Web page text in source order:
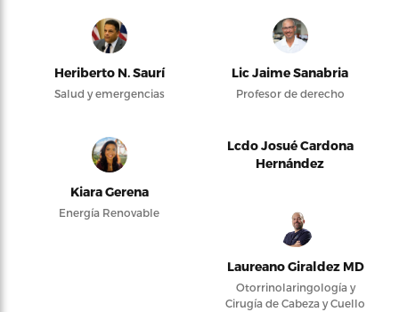
Heriberto N. Saurí
Salud y emergencias
Lic Jaime Sanabria
Profesor de derecho
Kiara Gerena
Energía Renovable
Lcdo Josué Cardona
Hernández
Laureano Giraldez MD
Otorrinolaringología y
Cirugía de Cabeza y Cuello